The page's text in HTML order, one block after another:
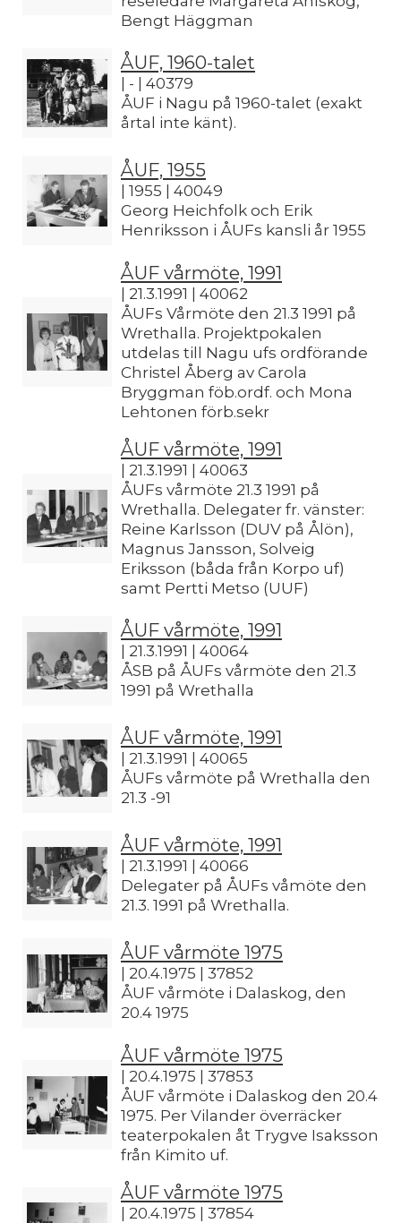
Bengt Häggman
ÅUF, 1960-talet
| - | 40379
ÅUF i Nagu på 1960-talet (exakt
årtal inte känt).
ÅUF, 1955
| 1955 | 40049
Georg Heichfolk och Erik
Henriksson i ÅUFs kansli år 1955
ÅUF vårmöte, 1991
| 21.3.1991 | 40062
ÅUFs Vårmöte den 21.3 1991 på
Wrethalla. Projektpokalen
utdelas till Nagu ufs ordförande
Christel Åberg av Carola
Bryggman föb.ordf. och Mona
Lehtonen förb.sekr
ÅUF vårmöte, 1991
| 21.3.1991 | 40063
ÅUFs vårmöte 21.3 1991 på
Wrethalla. Delegater fr. vänster:
Reine Karlsson (DUV på Ålön),
Magnus Jansson, Solveig
Eriksson (båda från Korpo uf)
samt Pertti Metso (UUF)
ÅUF vårmöte, 1991
| 21.3.1991 | 40064
ÅSB på ÅUFs vårmöte den 21.3
1991 på Wrethalla
ÅUF vårmöte, 1991
| 21.3.1991 | 40065
ÅUFs vårmöte på Wrethalla den
21.3 -91
ÅUF vårmöte, 1991
| 21.3.1991 | 40066
Delegater på ÅUFs våmöte den
21.3. 1991 på Wrethalla.
ÅUF vårmöte 1975
| 20.4.1975 | 37852
ÅUF vårmöte i Dalaskog, den
20.4 1975
ÅUF vårmöte 1975
| 20.4.1975 | 37853
ÅUF vårmöte i Dalaskog den 20.4
1975. Per Vilander överräcker
teaterpokalen åt Trygve Isaksson
från Kimito uf.
ÅUF vårmöte 1975
| 20.4.1975 | 37854